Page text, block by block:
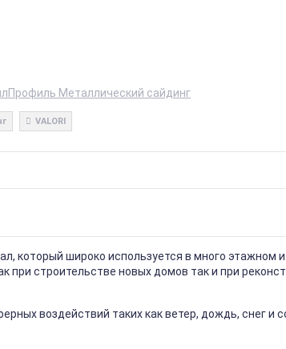
Металлический сайдинг
VALORI
который широко используется в много этажном и
строительстве новых домов так и при
воздействий таких как ветер, дождь, снег и